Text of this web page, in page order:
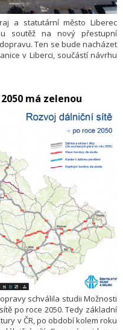
a statutární město Liberec
soutěž na nový přestupní
Ten se bude nacházet
v Liberci, součástí návrhu
a zároveň tým, který následně
má zelenou
schválila studii Možnosti
po roce 2050. Tedy základní
v ČR, po období kolem roku